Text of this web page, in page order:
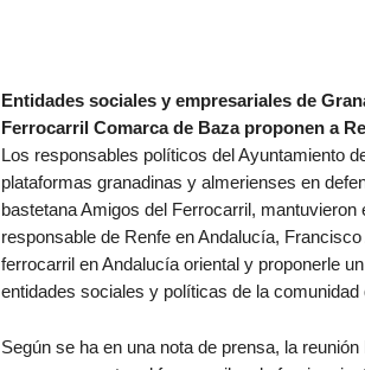
Entidades sociales y empresariales de
Ferrocarril Comarca de Baza proponen a
Los responsables políticos del Ayuntamiento
plataformas granadinas y almerienses en
bastetana Amigos del Ferrocarril,
responsable de Renfe en Andalucía,
ferrocarril en Andalucía oriental y proponerle
entidades sociales y políticas de la comunidad
Según se ha en una nota de prensa, la